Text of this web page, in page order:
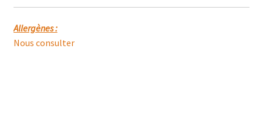
Allergènes :
Nous consulter